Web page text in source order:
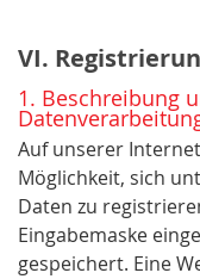
VI.
1. Beschreibung
Auf unserer
Möglichkeit, sich
Daten zu
Eingabemaske
gespeichert. Eine